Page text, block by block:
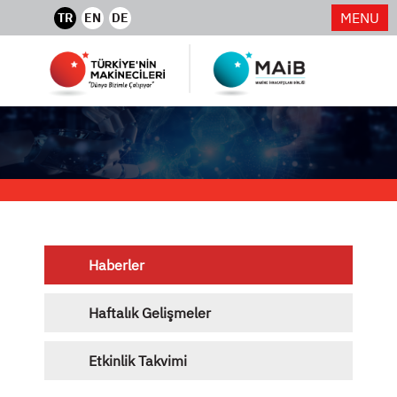
TR EN DE MENU
Haberler
Haftalık Gelişmeler
Etkinlik Takvimi